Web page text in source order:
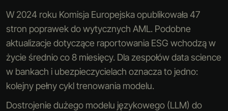
W 2024 roku Komisja Europejska opublikowała 47
stron poprawek do wytycznych AML. Podobne
aktualizacje dotyczące raportowania ESG wchodzą w
życie średnio co 8 miesięcy. Dla zespołów data science
w bankach i ubezpieczycielach oznacza to jedno:
kolejny pełny cykl trenowania modelu.
Dostrojenie dużego modelu językowego (LLM) do